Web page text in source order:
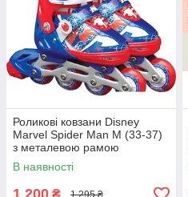
Роликові ковзани Disney
Marvel Spider Man M (33-37)
з металевою рамою
(RS0110)
В наявності
1 295 ₴